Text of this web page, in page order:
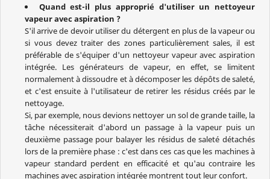
Quand est-il plus approprié d'utiliser un nettoyeur
vapeur avec aspiration ?
S'il arrive de devoir utiliser du détergent en plus de la vapeur ou
si vous devez traiter des zones particulièrement sales, il est
préférable de s'équiper d'un nettoyeur vapeur avec aspiration
intégrée. Les générateurs de vapeur, en effet, se limitent
normalement à dissoudre et à décomposer les dépôts de saleté,
et c'est ensuite à l'utilisateur de retirer les résidus créés par le
nettoyage.
Si, par exemple, nous devions nettoyer un sol de grande taille, la
tâche nécessiterait d'abord un passage à la vapeur puis un
deuxième passage pour balayer les résidus de saleté détachés
lors de la première phase : c'est dans ces cas que les machines à
vapeur standard perdent en efficacité et qu'au contraire les
machines avec aspiration intégrée montrent tout leur confort.